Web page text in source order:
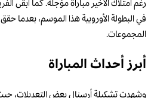
رغم امتلاك الأخير مباراةً مؤجلة. كما أبقى
في البطولة الأوروبية هذا الموسم، بعدما
المجموعات.
أبرز أحداث المباراة